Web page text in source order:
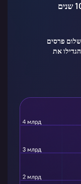
התקופה המקדימה להנפקה מלאה היא 10 שנים
פרסים
את